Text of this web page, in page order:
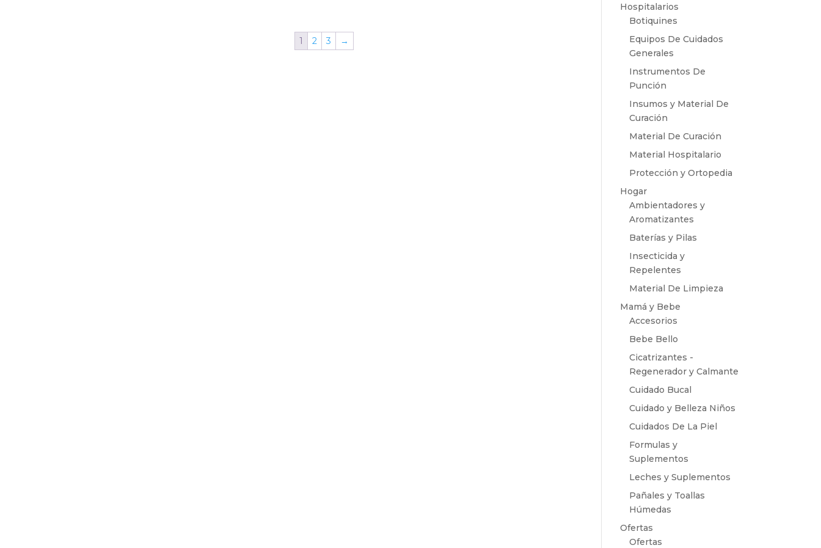
1 2 3 →
Hospitalarios
Botiquines
Equipos De Cuidados
Generales
Instrumentos De
Punción
Insumos y Material De
Curación
Material De Curación
Material Hospitalario
Protección y Ortopedia
Hogar
Ambientadores y
Aromatizantes
Baterías y Pilas
Insecticida y
Repelentes
Material De Limpieza
Mamá y Bebe
Accesorios
Bebe Bello
Cicatrizantes -
Regenerador y Calmante
Cuidado Bucal
Cuidado y Belleza Niños
Cuidados De La Piel
Formulas y
Suplementos
Leches y Suplementos
Pañales y Toallas
Húmedas
Ofertas
Ofertas